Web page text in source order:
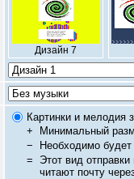
Дизайн 7
Картинки и мелодия
+
Минимальный
−
Необходимо будет
= Этот вид
читают почту